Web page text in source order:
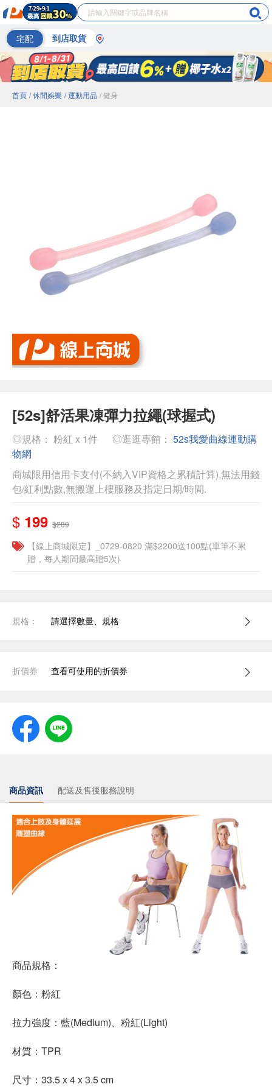
宅配 到店取貨
首頁 / 休閒娛樂 / 運動用品 / 健身
[52s]舒活果凍彈力拉繩(球握式)
◎規格： 粉紅 x 1件 ◎逛逛專館： 52s我愛曲線運動購
物網
商城限用信用卡支付(不納入VIP資格之累積計算),無法用錢
包/紅利點數,無搬運上樓服務及指定日期/時間.
$ 199 $289
【線上商城限定】_0729-0820 滿$2200送100點(單筆不累
贈，每人期間最高贈5次)
規格： 請選擇數量、規格
折價券 查看可使用的折價券
商品資訊 配送及售後服務說明
商品規格：
顏色：粉紅
拉力強度：藍(Medium)、粉紅(Light)
材質：TPR
尺寸：33.5 x 4 x 3.5 cm